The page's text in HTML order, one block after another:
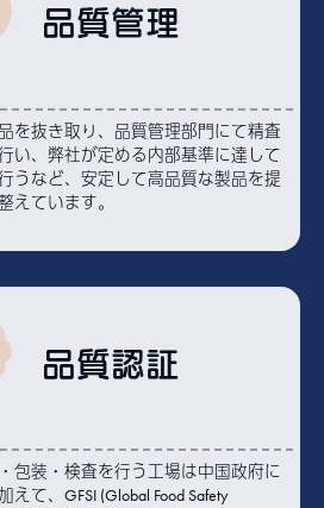
品質管理
を抜き取り、品質管理部門にて精査
い、弊社が定める内部基準に達して
うなど、安定して高品質な製品を提
えています。
品質認証
包装・検査を行う工場は中国政府に
て、GFSI (Global Food Safety